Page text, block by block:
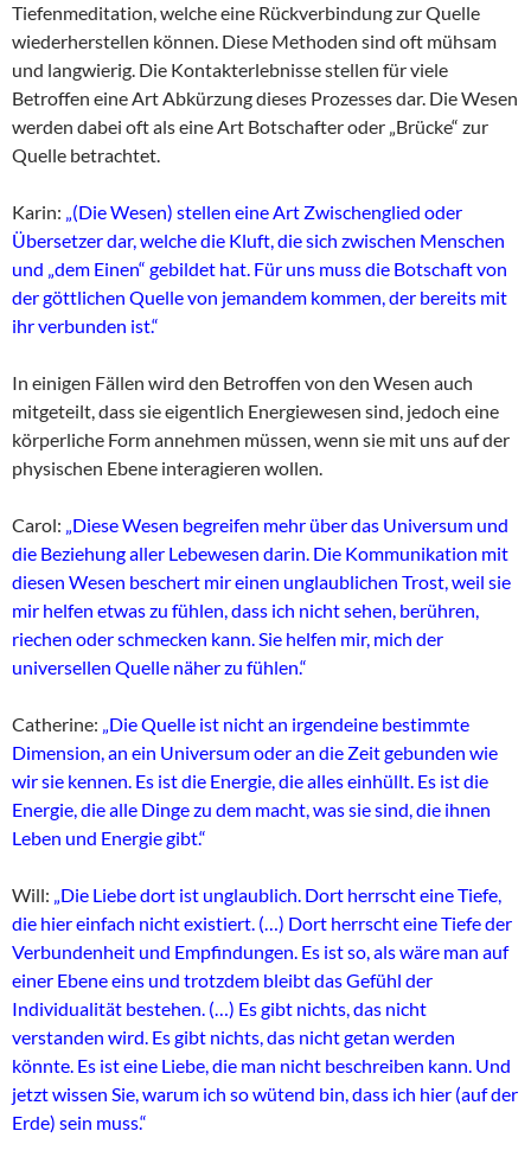
Tiefenmeditation, welche eine Rückverbindung zur Quelle
wiederherstellen können. Diese Methoden sind oft mühsam
und langwierig. Die Kontakterlebnisse stellen für viele
Betroffen eine Art Abkürzung dieses Prozesses dar. Die Wesen
werden dabei oft als eine Art Botschafter oder „Brücke“ zur
Quelle betrachtet.
Karin: „(Die Wesen) stellen eine Art Zwischenglied oder
Übersetzer dar, welche die Kluft, die sich zwischen Menschen
und „dem Einen“ gebildet hat. Für uns muss die Botschaft von
der göttlichen Quelle von jemandem kommen, der bereits mit
ihr verbunden ist.“
In einigen Fällen wird den Betroffen von den Wesen auch
mitgeteilt, dass sie eigentlich Energiewesen sind, jedoch eine
körperliche Form annehmen müssen, wenn sie mit uns auf der
physischen Ebene interagieren wollen.
Carol: „Diese Wesen begreifen mehr über das Universum und
die Beziehung aller Lebewesen darin. Die Kommunikation mit
diesen Wesen beschert mir einen unglaublichen Trost, weil sie
mir helfen etwas zu fühlen, dass ich nicht sehen, berühren,
riechen oder schmecken kann. Sie helfen mir, mich der
universellen Quelle näher zu fühlen.“
Catherine: „Die Quelle ist nicht an irgendeine bestimmte
Dimension, an ein Universum oder an die Zeit gebunden wie
wir sie kennen. Es ist die Energie, die alles einhüllt. Es ist die
Energie, die alle Dinge zu dem macht, was sie sind, die ihnen
Leben und Energie gibt.“
Will: „Die Liebe dort ist unglaublich. Dort herrscht eine Tiefe,
die hier einfach nicht existiert. (…) Dort herrscht eine Tiefe der
Verbundenheit und Empfindungen. Es ist so, als wäre man auf
einer Ebene eins und trotzdem bleibt das Gefühl der
Individualität bestehen. (…) Es gibt nichts, das nicht
verstanden wird. Es gibt nichts, das nicht getan werden
könnte. Es ist eine Liebe, die man nicht beschreiben kann. Und
jetzt wissen Sie, warum ich so wütend bin, dass ich hier (auf der
Erde) sein muss.“